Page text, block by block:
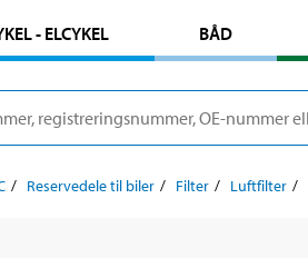
- ELCYKEL BÅD
Reservedele til biler Filter Luftfilter